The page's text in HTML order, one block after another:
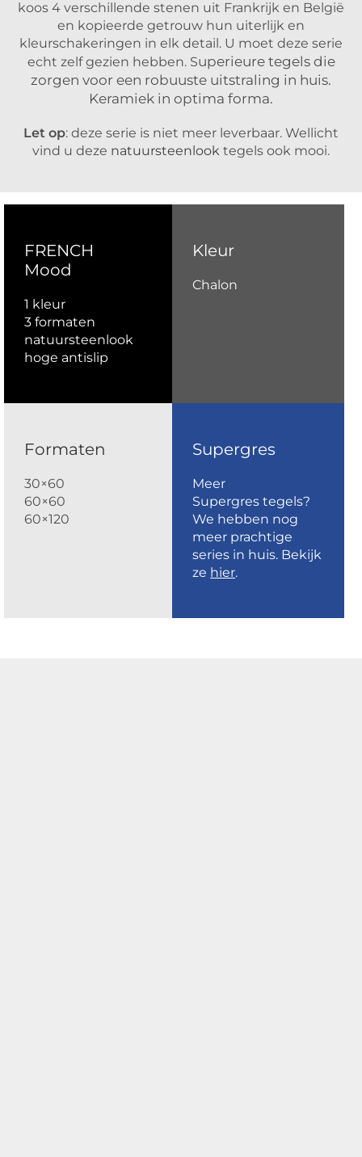
koos 4 verschillende stenen uit Frankrijk en België
en kopieerde getrouw hun uiterlijk en
kleurschakeringen in elk detail. U moet deze serie
echt zelf gezien hebben. Superieure tegels die
zorgen voor een robuuste uitstraling in huis.
Keramiek in optima forma.
Let op: deze serie is niet meer leverbaar. Wellicht
vind u deze natuursteenlook tegels ook mooi.
FRENCH
Mood
1 kleur
3 formaten
natuursteenlook
hoge antislip
Kleur
Chalon
Formaten
30×60
60×60
60×120
Supergres
Meer
Supergres tegels?
We hebben nog
meer prachtige
series in huis. Bekijk
ze hier.